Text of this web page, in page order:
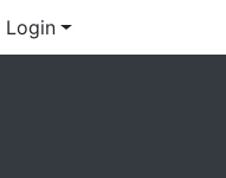
Login